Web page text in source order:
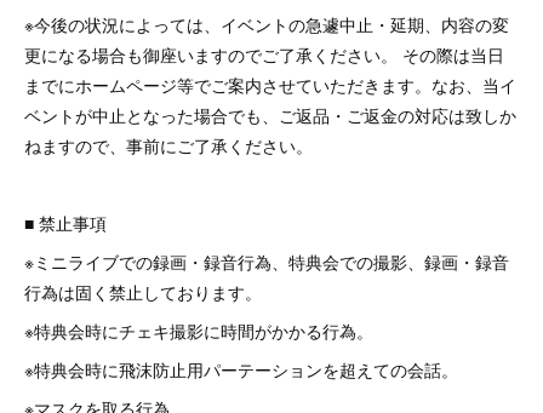
※今後の状況によっては、イベントの急遽中止・延期、内容の変
更になる場合も御座いますのでご了承ください。 その際は当日
までにホームページ等でご案内させていただきます。なお、当イ
ベントが中止となった場合でも、ご返品・ご返金の対応は致しか
ねますので、事前にご了承ください。
■ 禁止事項
※ミニライブでの録画・録音行為、特典会での撮影、録画・録音
行為は固く禁止しております。
※特典会時にチェキ撮影に時間がかかる行為。
※特典会時に飛沫防止用パーテーションを超えての会話。
※マスクを取る行為。